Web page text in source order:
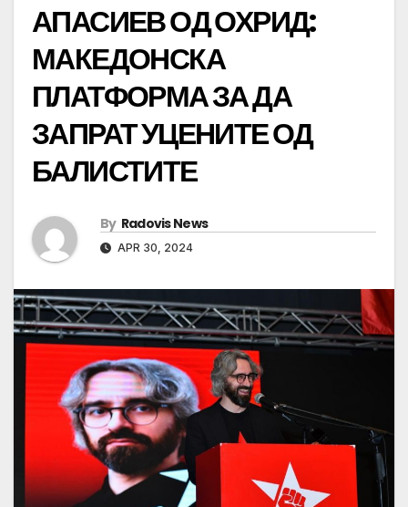
АПАСИЕВ ОД ОХРИД:
МАКЕДОНСКА
ПЛАТФОРМА ЗА ДА
ЗАПРАТ УЦЕНИТЕ ОД
БАЛИСТИТЕ
By Radovis News
APR 30, 2024